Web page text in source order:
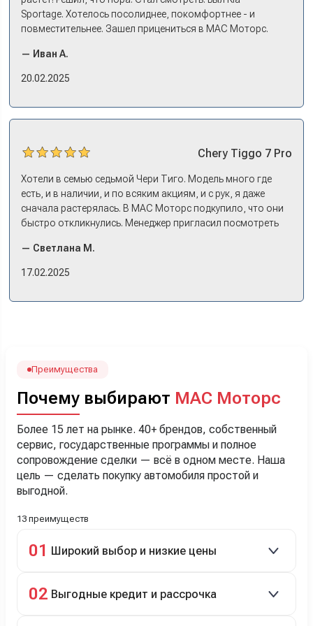
Sportage. Хотелось посолиднее, покомфортнее - и
повместительнее. Зашел прицениться в МАС Моторс.
и прям мое! Даже не скажешь, что «китаец». Прям не
вылезая из него и порешали. Спортэйдж в трейд-ин
— Иван А.
20.02.2025
Chery Tiggo 7 Pro
Хотели в семью седьмой Чери Тиго. Модель много где
есть, и в наличии, и по всяким акциям, и с рук, я даже
сначала растерялась. В МАС Моторс подкупило, что они
быстро откликнулись. Менеджер пригласил посмотреть
примериться. Нам тут недалеко, пришли в салон - и в тот
же день купили машину! Неожиданно, но довольны! Все
менеджеру Сергею, профессионал своего дела!
— Светлана М.
17.02.2025
Преимущества
Почему выбирают МАС Моторс
Более 15 лет на рынке. 40+ брендов, собственный
сервис, государственные программы и полное
сопровождение сделки — всё в одном месте. Наша
цель — сделать покупку автомобиля простой и
выгодной.
13 преимуществ
01 Широкий выбор и низкие цены
подержанные авто.
02 Выгодные кредит и рассрочка